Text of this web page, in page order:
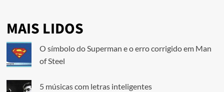
MAIS LIDOS
O símbolo do Superman e o erro corrigido em Man
of Steel
5 músicas com letras inteligentes